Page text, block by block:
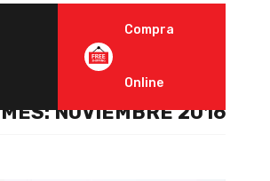
Compra
Online
MES:NOVIEMBRE 2016